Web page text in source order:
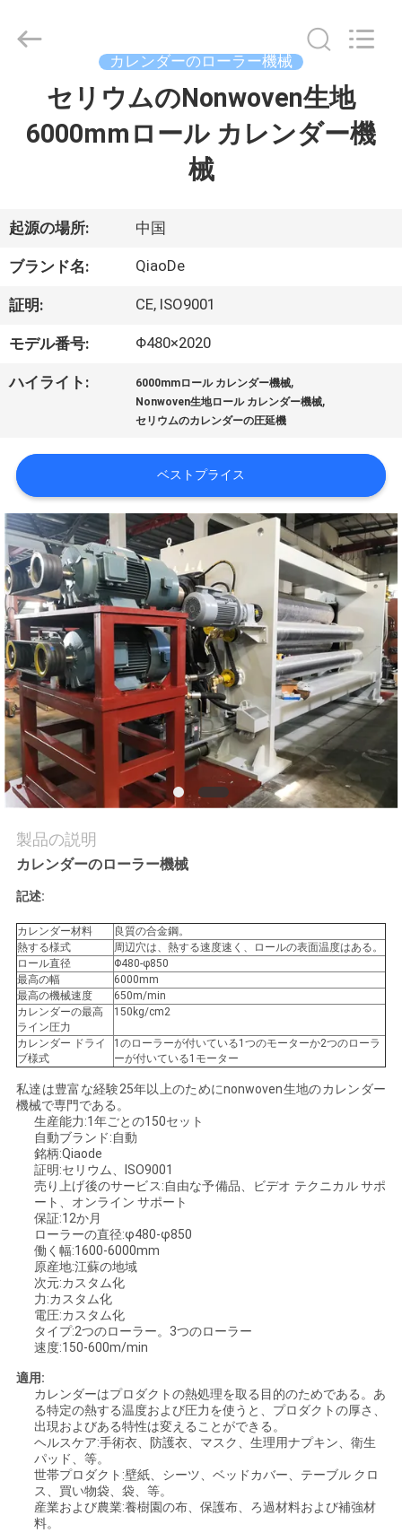
ダ
ク
ト
つ
い
て
工
場
旅
行
品
質
管
理
私
達
に
連
絡
を
2021
Machinery
カレンダーのローラー機械
セリウムのNonwoven生地
6000mmロール カレンダー機
械
起源の場所: 中国
ブランド名: QiaoDe
証明: CE, ISO9001
モデル番号: Φ480×2020
ハイライト: 6000mmロール カレンダー機械,
Nonwoven生地ロール カレンダー機械,
セリウムのカレンダーの圧延機
ベストプライス
製品の説明
カレンダーのローラー機械
記述:
カレンダー材料
良質の合金鋼。
熱する様式
周辺穴は、熱する速度速く、ロールの表面温度はある。
ロール直径
Φ480-φ850
最高の幅
6000mm
最高の機械速度
650m/min
カレンダーの最高
ライン圧力
150kg/cm2
カレンダー ドライ
ブ様式
1のローラーが付いている1つのモーターか2つのローラ
ーが付いている1モーター
私達は豊富な経験25年以上のためにnonwoven生地のカレンダー
機械で専門である。
生産能力:1年ごとの150セット
自動ブランド:自動
銘柄:Qiaode
証明:セリウム、ISO9001
売り上げ後のサービス:自由な予備品、ビデオ テクニカル サポ
ート、オンライン サポート
保証:12か月
ローラーの直径:φ480-φ850
働く幅:1600-6000mm
原産地:江蘇の地域
次元:カスタム化
力:カスタム化
電圧:カスタム化
タイプ:2つのローラー。3つのローラー
速度:150-600m/min
適用:
カレンダーはプロダクトの熱処理を取る目的のためである。あ
る特定の熱する温度および圧力を使うと、プロダクトの厚さ、
出現およびある特性は変えることができる。
ヘルスケア:手術衣、防護衣、マスク、生理用ナプキン、衛生
パッド、等。
世帯プロダクト:壁紙、シーツ、ベッドカバー、テーブル クロ
ス、買い物袋、袋、等。
産業および農業:養樹園の布、保護布、ろ過材料および補強材
料。